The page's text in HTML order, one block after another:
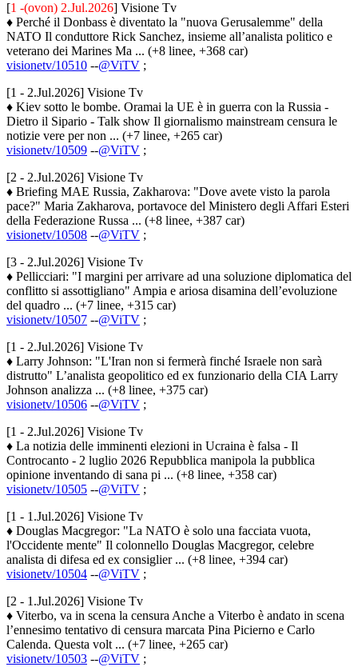
[1 -(ovon) 2.Jul.2026] Visione Tv
♦ Perché il Donbass è diventato la "nuova Gerusalemme" della
NATO Il conduttore Rick Sanchez, insieme all’analista politico e
veterano dei Marines Ma ... (+8 linee, +368 car)
visionetv/10510 --@ViTV ;
[1 - 2.Jul.2026] Visione Tv
♦ Kiev sotto le bombe. Oramai la UE è in guerra con la Russia -
Dietro il Sipario - Talk show Il giornalismo mainstream censura le
notizie vere per non ... (+7 linee, +265 car)
visionetv/10509 --@ViTV ;
[2 - 2.Jul.2026] Visione Tv
♦ Briefing MAE Russia, Zakharova: "Dove avete visto la parola
pace?" Maria Zakharova, portavoce del Ministero degli Affari Esteri
della Federazione Russa ... (+8 linee, +387 car)
visionetv/10508 --@ViTV ;
[3 - 2.Jul.2026] Visione Tv
♦ Pellicciari: "I margini per arrivare ad una soluzione diplomatica del
conflitto si assottigliano" Ampia e ariosa disamina dell’evoluzione
del quadro ... (+7 linee, +315 car)
visionetv/10507 --@ViTV ;
[1 - 2.Jul.2026] Visione Tv
♦ Larry Johnson: "L'Iran non si fermerà finché Israele non sarà
distrutto" L’analista geopolitico ed ex funzionario della CIA Larry
Johnson analizza ... (+8 linee, +375 car)
visionetv/10506 --@ViTV ;
[1 - 2.Jul.2026] Visione Tv
♦ La notizia delle imminenti elezioni in Ucraina è falsa - Il
Controcanto - 2 luglio 2026 Repubblica manipola la pubblica
opinione inventando di sana pi ... (+8 linee, +358 car)
visionetv/10505 --@ViTV ;
[1 - 1.Jul.2026] Visione Tv
♦ Douglas Macgregor: "La NATO è solo una facciata vuota,
l'Occidente mente" Il colonnello Douglas Macgregor, celebre
analista di difesa ed ex consiglier ... (+8 linee, +394 car)
visionetv/10504 --@ViTV ;
[2 - 1.Jul.2026] Visione Tv
♦ Viterbo, va in scena la censura Anche a Viterbo è andato in scena
l’ennesimo tentativo di censura marcata Pina Picierno e Carlo
Calenda. Questa volt ... (+7 linee, +265 car)
visionetv/10503 --@ViTV ;